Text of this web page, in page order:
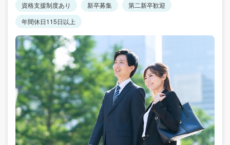
資格支援制度あり
新卒募集
第二新卒歓迎
年間休日115日以上